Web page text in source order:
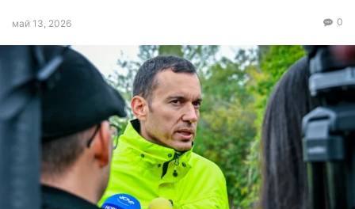
май 13, 2026 0